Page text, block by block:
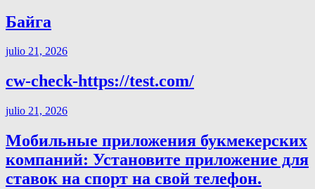
Байга
julio 21, 2026
cw-check-https://test.com/
julio 21, 2026
Мобильные приложения букмекерских
компаний: Установите приложение для
ставок на спорт на свой телефон.